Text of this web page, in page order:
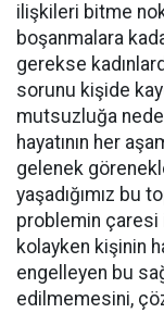
ilişkileri bitme
boşanmalara
gerekse
sorunu kişide
mutsuzluğa
hayatının her
gelenek
yaşadığımız bu
problemin çaresi
kolayken kişinin
engelleyen bu
edilmemesini,